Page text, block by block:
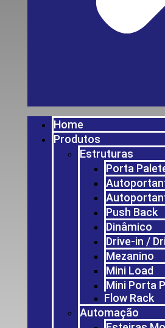
Home
Produtos
Estruturas
Porta
Push Back
Dinâmico
Drive-in /
Mezanino
Mini Load
Mini Porta
Flow Rack
Automação